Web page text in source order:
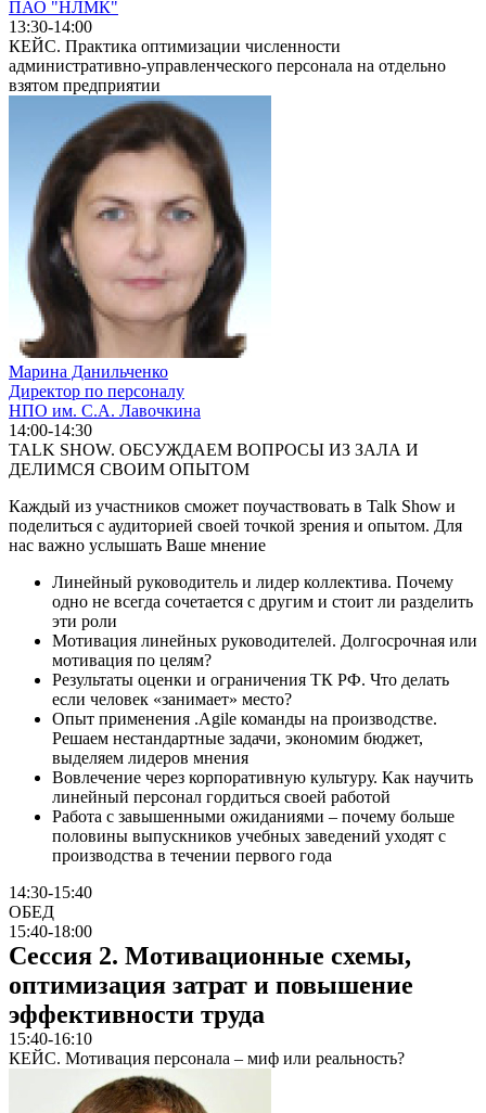
ПАО "НЛМК"
13:30-14:00
КЕЙС. Практика оптимизации численности
административно-управленческого персонала на отдельно
взятом предприятии
Марина Данильченко
Директор по персоналу
НПО им. С.А. Лавочкина
14:00-14:30
TALK SHOW. ОБСУЖДАЕМ ВОПРОСЫ ИЗ ЗАЛА И
ДЕЛИМСЯ СВОИМ ОПЫТОМ
Каждый из участников сможет поучаствовать в Talk Show и
поделиться с аудиторией своей точкой зрения и опытом. Для
нас важно услышать Ваше мнение
Линейный руководитель и лидер коллектива. Почему
одно не всегда сочетается с другим и стоит ли разделить
эти роли
Мотивация линейных руководителей. Долгосрочная или
мотивация по целям?
Результаты оценки и ограничения ТК РФ. Что делать
если человек «занимает» место?
Опыт применения .Agile команды на производстве.
Решаем нестандартные задачи, экономим бюджет,
выделяем лидеров мнения
Вовлечение через корпоративную культуру. Как научить
линейный персонал гордиться своей работой
Работа с завышенными ожиданиями – почему больше
половины выпускников учебных заведений уходят с
производства в течении первого года
14:30-15:40
ОБЕД
15:40-18:00
Сессия 2. Мотивационные схемы,
оптимизация затрат и повышение
эффективности труда
15:40-16:10
КЕЙС. Мотивация персонала – миф или реальность?